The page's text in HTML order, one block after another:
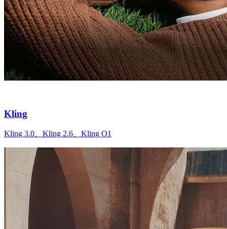
Kling
Kling 3.0、Kling 2.6、Kling O1